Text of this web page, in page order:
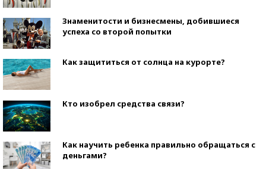
Знаменитости и бизнесмены, добившиеся
успеха со второй попытки
Как защититься от солнца на курорте?
Кто изобрел средства связи?
Как научить ребенка правильно обращаться с
деньгами?